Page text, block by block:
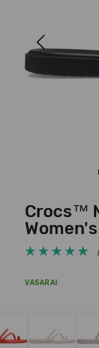
Crocs™
Women's
VASARAI